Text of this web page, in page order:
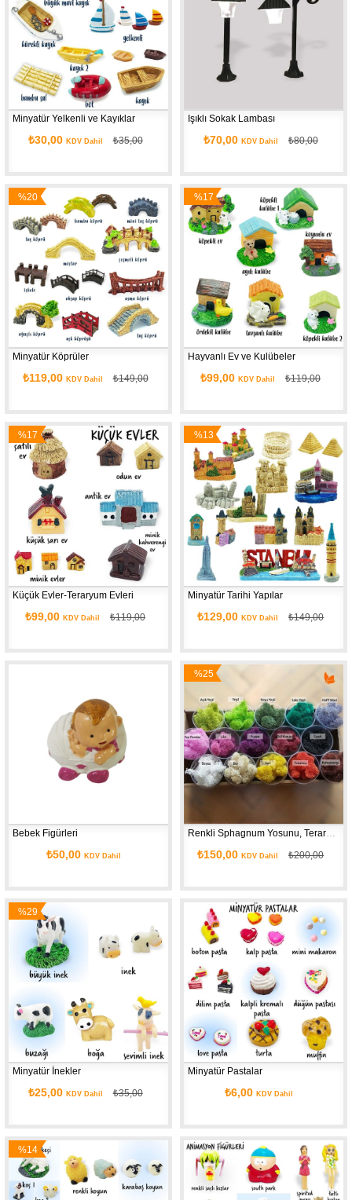
Minyatür Yelkenli ve Kayıklar
₺30,00 KDV Dahil ₺35,00
Işıklı Sokak Lambası
₺70,00 KDV Dahil ₺80,00
Minyatür Köprüler
₺119,00 KDV Dahil ₺149,00
%20
İndirim
Hayvanlı Ev ve Kulübeler
₺99,00KDV Dahil ₺119,00
%17
İndirim
Küçük Evler-Teraryum Evleri
₺99,00KDV Dahil ₺119,00
%17
İndirim
Minyatür Tarihi Yapılar
₺129,00KDV Dahil ₺149,00
%13
İndirim
Bebek Figürleri
₺50,00 KDV Dahil ₺150,00KDV Dahil ₺200,00
%25
Minyatür İnekler
₺25,00 KDV Dahil ₺35,00
%29
İndirim
Minyatür Pastalar
₺6,00 KDV Dahil
%14
İndirim